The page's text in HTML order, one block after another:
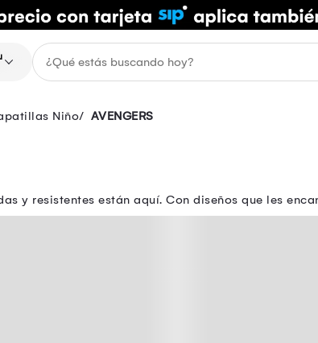
Niño AVENGERS
y resistentes están aquí. Con diseños que les